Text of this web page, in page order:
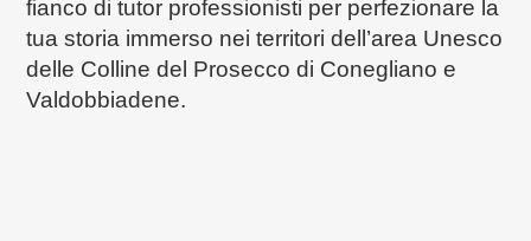
fianco di tutor professionisti per perfezionare la
tua storia immerso nei territori dell’area Unesco
delle Colline del Prosecco di Conegliano e
Valdobbiadene.